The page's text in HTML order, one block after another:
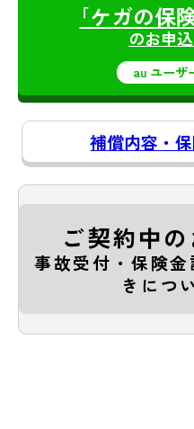
｢ケガの保
のお申
au ユーザ
補償内容・
ご契約中
事故受付・保険
きにつ